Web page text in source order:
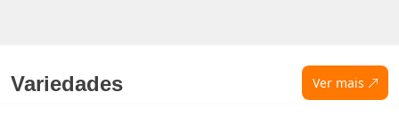
Variedades Ver mais